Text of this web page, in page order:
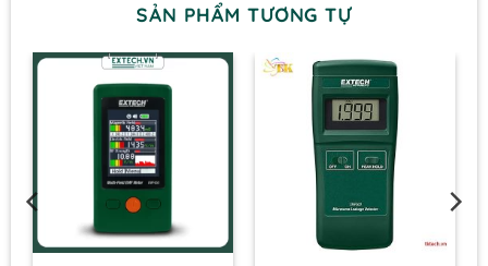
SẢN PHẨM TƯƠNG TỰ